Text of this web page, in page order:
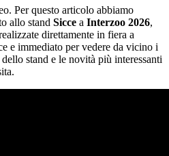
Per questo articolo abbiamo
allo stand Sicce a Interzoo 2026,
direttamente in fiera a
e immediato per vedere da vicino i
stand e le novità più interessanti